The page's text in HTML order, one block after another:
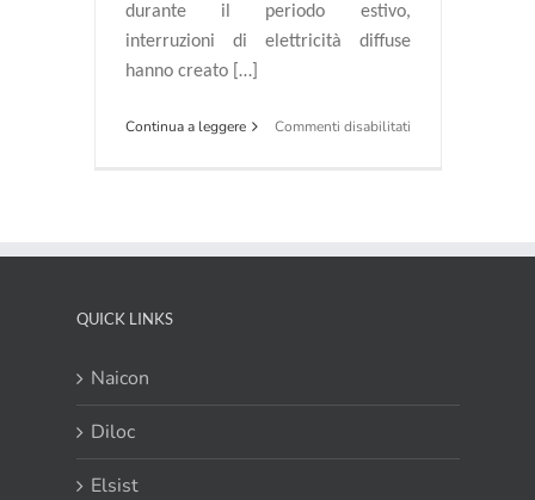
durante il periodo estivo,
interruzioni di elettricità diffuse
hanno creato […]
Continua a leggere Commenti disabilitatisu
per
QUICK LINKS
Naicon
Diloc
Elsist